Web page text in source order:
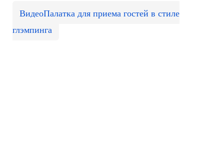
ВидеоПалатка для приема гостей в стиле
глэмпинга